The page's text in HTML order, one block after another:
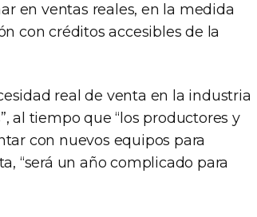
en ventas reales, en la medida
con créditos accesibles de la
real de venta en la industria
al tiempo que “los productores y
con nuevos equipos para
“será un año complicado para